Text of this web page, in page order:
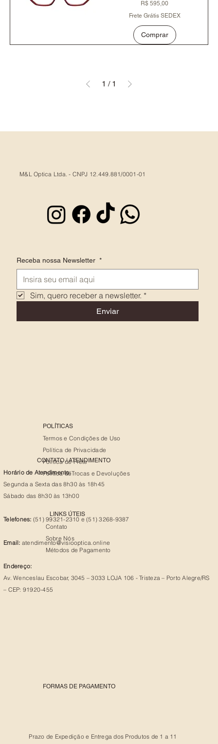
Preço
R$ 595,00
Frete Grátis SEDEX
Comprar
1 / 1
M&L Optica Ltda. - CNPJ 12.449.881/0001-01
Receba nossa Newsletter *
Sim, quero receber a newsletter. *
Enviar
FORMAS DE PAGAMENTO
Prazo de Expedição e Entrega dos Produtos de 1 a 11
POLÍTICAS
Termos e Condições de Uso
Política de Privacidade
Política de Frete
Política deTrocas e Devoluções
LINKS ÚTEIS
Contato
Sobre Nós
Métodos de Pagamento
CONTATO / ATENDIMENTO
Horário de Atendimento:
Segunda a Sexta das 8h30 às 18h45
Sábado das 8h30 às 13h00
Telefones: (51) 99321-2310 e (51) 3268-9387
Email: atendimento@visiooptica.online
Endereço:
Av. Wenceslau Escobar, 3045 – 3033 LOJA 106 - Tristeza – Porto Alegre/RS
– CEP: 91920-455